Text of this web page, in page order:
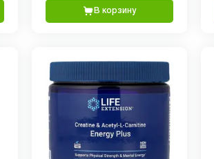
В корзину